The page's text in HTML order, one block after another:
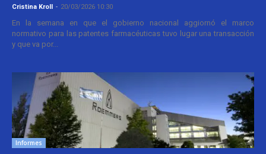
Cristina Kroll - 20/03/2026 10:30
En la semana en que el gobierno nacional aggiornó el marco
normativo para las patentes farmacéuticas tuvo lugar una transacción
y que va por...
Informes